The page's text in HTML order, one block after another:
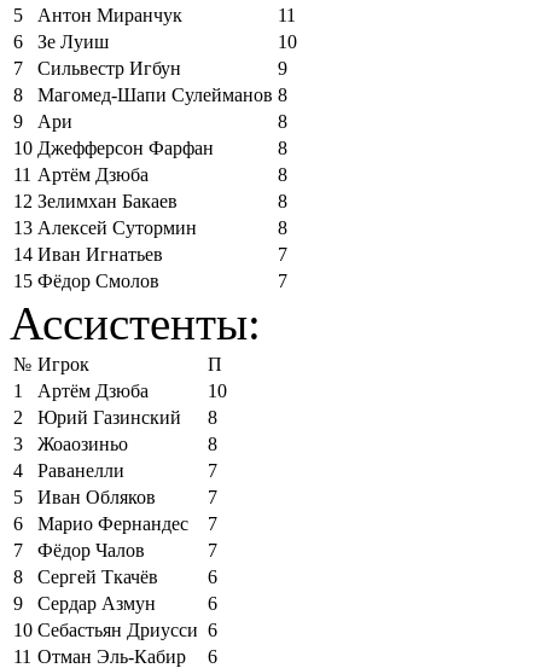
5
Антон Миранчук
11
6
Зе Луиш
10
7
Сильвестр Игбун
9
8
Магомед-Шапи Сулейманов 8
9
Ари
8
10 Джефферсон Фарфан
8
11 Артём Дзюба
8
12 Зелимхан Бакаев
8
13 Алексей Сутормин
8
14 Иван Игнатьев
7
15 Фёдор Смолов 7
Ассистенты:
№ Игрок
П
1
Артём Дзюба
10
2
Юрий Газинский
8
3
Жоаозиньо
8
4
Раванелли
7
5
Иван Обляков
7
6
Марио Фернандес
7
7
Фёдор Чалов
7
8
Сергей Ткачёв
6
9
Сердар Азмун
6
10 Себастьян Дриусси 6
11 Отман Эль-Кабир
6